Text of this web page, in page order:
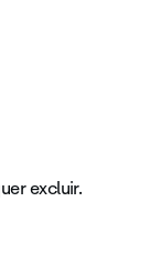
excluir.